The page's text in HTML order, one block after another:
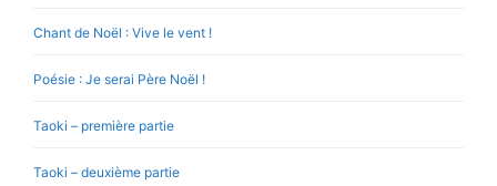
Chant de Noël : Vive le vent !
Poésie : Je serai Père Noël !
Taoki – première partie
Taoki – deuxième partie